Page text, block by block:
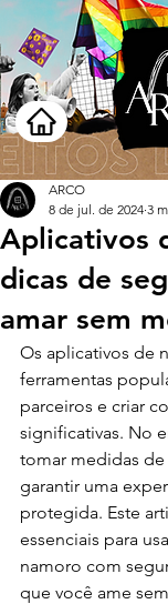
Aplicativos
dicas de
amar sem
ARCO
8 de jul. de 2024 3
Os aplicativos de
ferramentas
parceiros e criar
significativas. No
tomar medidas de
garantir uma
protegida. Este
essenciais para
namoro com
que você ame